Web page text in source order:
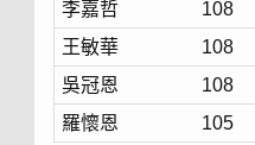
李嘉哲
108
王敏華
108
吳冠恩
108
羅懷恩
105